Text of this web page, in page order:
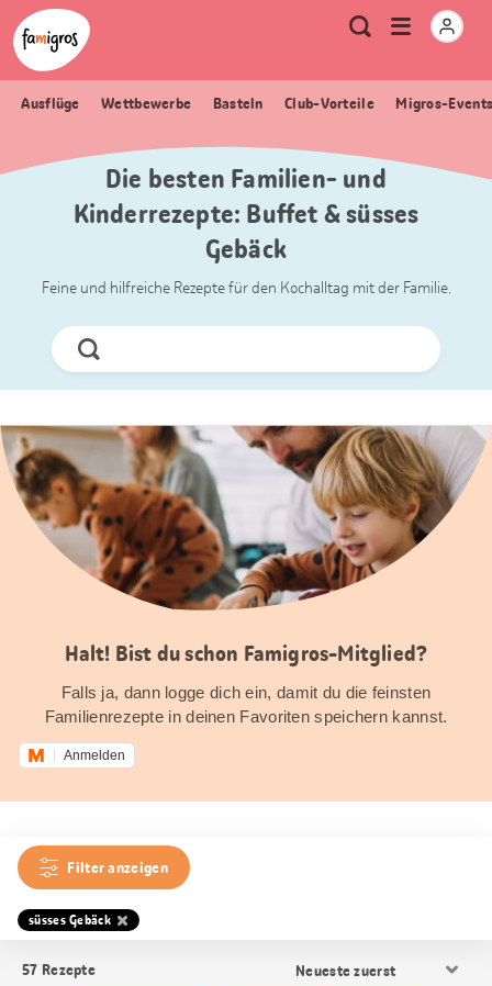
Sprungmarken
Navigation
Header
Logo
Meta
Navigation
Suche
Menu
öffnen
Ausflüge Wettbewerbe Basteln Club-Vorteile Migros-
Die besten Familien- und
Kinderrezepte: Buffet & süsses
Gebäck
Feine und hilfreiche Rezepte für den Kochalltag mit der Familie.
Jetzt
Suchen
Halt! Bist du schon Famigros-Mitglied?
Falls ja, dann logge dich ein, damit du die feinsten
Familienrezepte in deinen Favoriten speichern kannst.
Anmelden
Filter anzeigen
süsses Gebäck
57 Rezepte
Sortierung